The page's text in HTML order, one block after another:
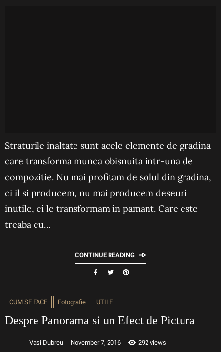
Straturile inaltate sunt acele elemente de gradina
care transforma munca obisnuita intr-una de
compozitie. Nu mai profitam de solul din gradina,
ci il si producem, nu mai producem deseuri
inutile, ci le transformam in pamant. Care este
treaba cu…
CONTINUE READING
CUM SE FACE Fotografie UTILE
Despre Panorama si un Efect de Pictura
Vasi Dubreu November 7, 2016 292 views